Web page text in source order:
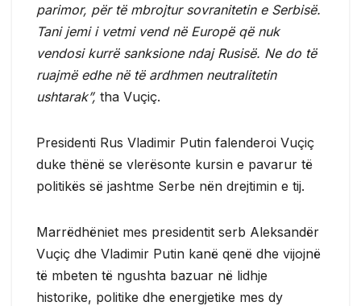
parimor, për të mbrojtur sovranitetin e Serbisë.
Tani jemi i vetmi vend në Europë që nuk
vendosi kurrë sanksione ndaj Rusisë. Ne do të
ruajmë edhe në të ardhmen neutralitetin
ushtarak”, tha Vuçiç.
Presidenti Rus Vladimir Putin falenderoi Vuçiç
duke thënë se vlerësonte kursin e pavarur të
politikës së jashtme Serbe nën drejtimin e tij.
Marrëdhëniet mes presidentit serb Aleksandër
Vuçiç dhe Vladimir Putin kanë qenë dhe vijojnë
të mbeten të ngushta bazuar në lidhje
historike, politike dhe energjetike mes dy